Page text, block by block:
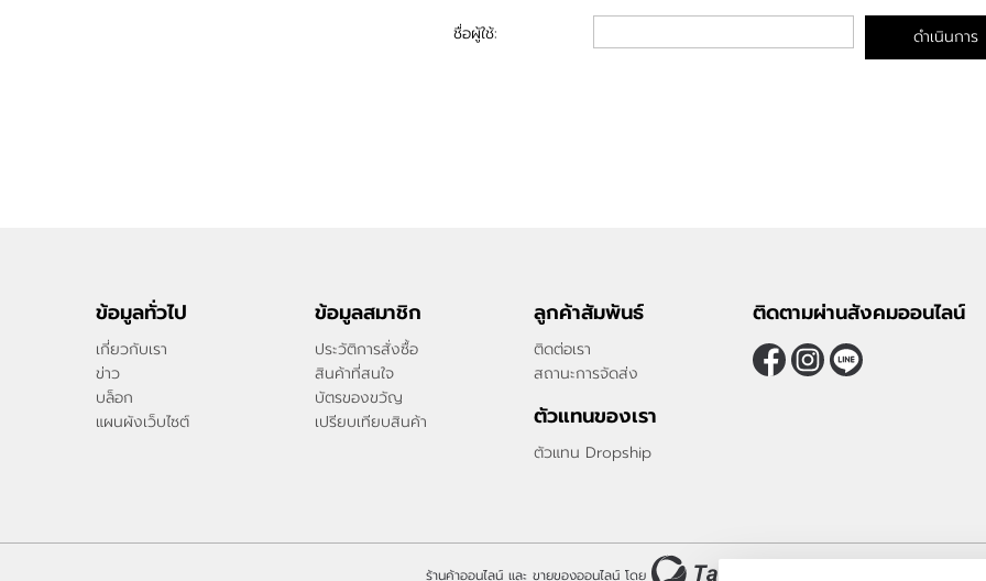
ชื่อผู้ใช้:
ดำเนินการ
ข้อมูลทั่วไป
เกี่ยวกับเรา
ข่าว
บล็อก
แผนผังเว็บไซต์
ข้อมูลสมาชิก
ประวัติการสั่งซื้อ
สินค้าที่สนใจ
บัตรของขวัญ
เปรียบเทียบสินค้า
ลูกค้าสัมพันธ์
ติดต่อเรา
สถานะการจัดส่ง
ตัวแทนของเรา
ตัวแทน Dropship
ติดตามผ่านสังคมออนไลน์
ร้านค้าออนไลน์ และ ขายของออนไลน์ โดย